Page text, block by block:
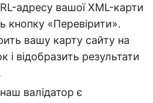
адресу вашої XML-карти
кнопку «Перевірити».
вашу карту сайту на
і відобразить результати
валідатор є